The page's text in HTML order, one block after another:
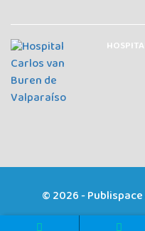
© 2026 -
Inmuebles
Servicios